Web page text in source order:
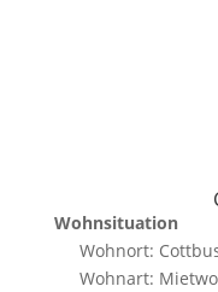
Wohnsituation
Wohnort:
Wohnart: